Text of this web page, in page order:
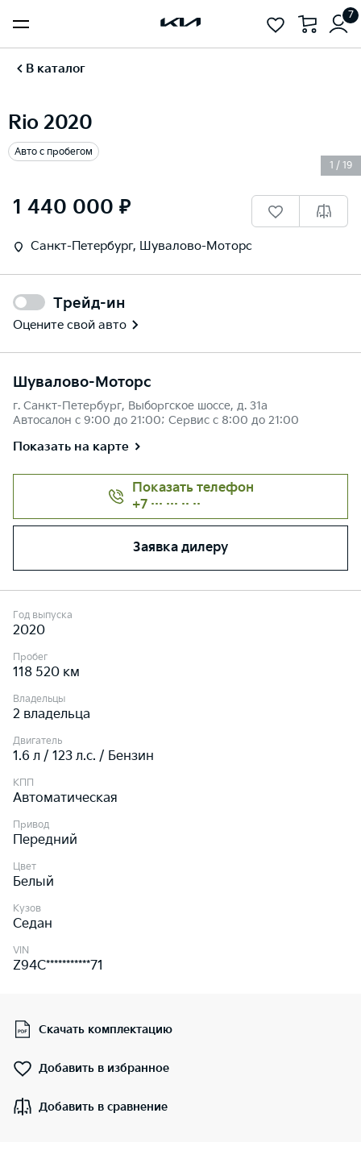
7
В каталог
Rio 2020
Авто с пробегом
1 / 19
1 440 000 ₽
Санкт-Петербург, Шувалово-Моторс
Трейд-ин
Оцените свой авто
Шувалово-Моторс
г. Санкт-Петербург, Выборгское шоссе, д. 31а
Автосалон с 9:00 до 21:00; Сервис с 8:00 до 21:00
Показать на карте
Показать телефон
+7 ··· ··· ·· ··
Заявка дилеру
Год выпуска
2020
Пробег
118 520 км
Владельцы
2 владельца
Двигатель
1.6 л / 123 л.c. / Бензин
КПП
Автоматическая
Привод
Передний
Цвет
Белый
Кузов
Седан
VIN
Z94C***********71
Скачать комплектацию
Добавить в избранное
Добавить в сравнение